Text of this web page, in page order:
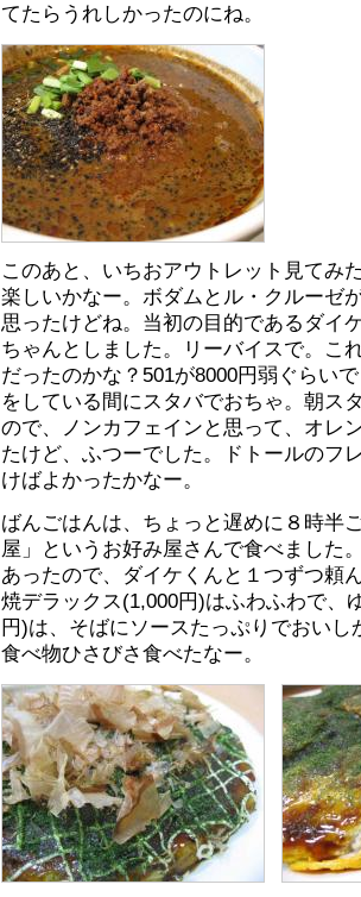
てたらうれしかったのにね。
このあと、いちおアウトレット見てみ
楽しいかなー。ボダムとル・クルーゼ
思ったけどね。当初の目的であるダイ
ちゃんとしました。リーバイスで。こ
だったのかな？501が8000円弱ぐらい
をしている間にスタバでおちゃ。朝ス
ので、ノンカフェインと思って、オレ
たけど、ふつーでした。ドトールのフ
けばよかったかなー。
ばんごはんは、ちょっと遅めに８時半
屋」というお好み屋さんで食べました
あったので、ダイケくんと１つずつ頼
焼デラックス(1,000円)はふわふわで、
円)は、そばにソースたっぷりでおい
食べ物ひさびさ食べたなー。